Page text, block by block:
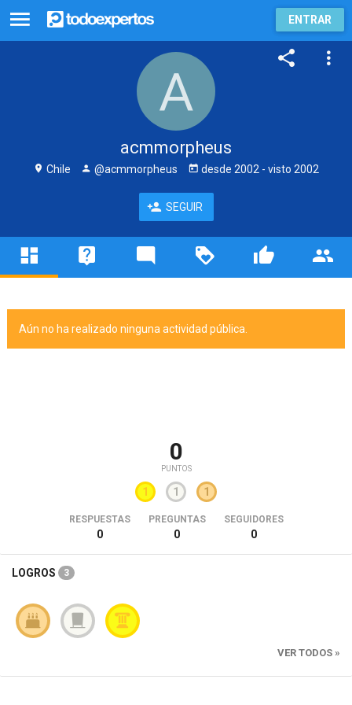
ENTRAR
acmmorpheus
Chile @acmmorpheus desde 2002 - visto 2002
SEGUIR
Aún no ha realizado ninguna actividad pública.
0
PUNTOS
1 1 1
RESPUESTAS
0
PREGUNTAS
0
SEGUIDORES
0
LOGROS 3
VER TODOS »